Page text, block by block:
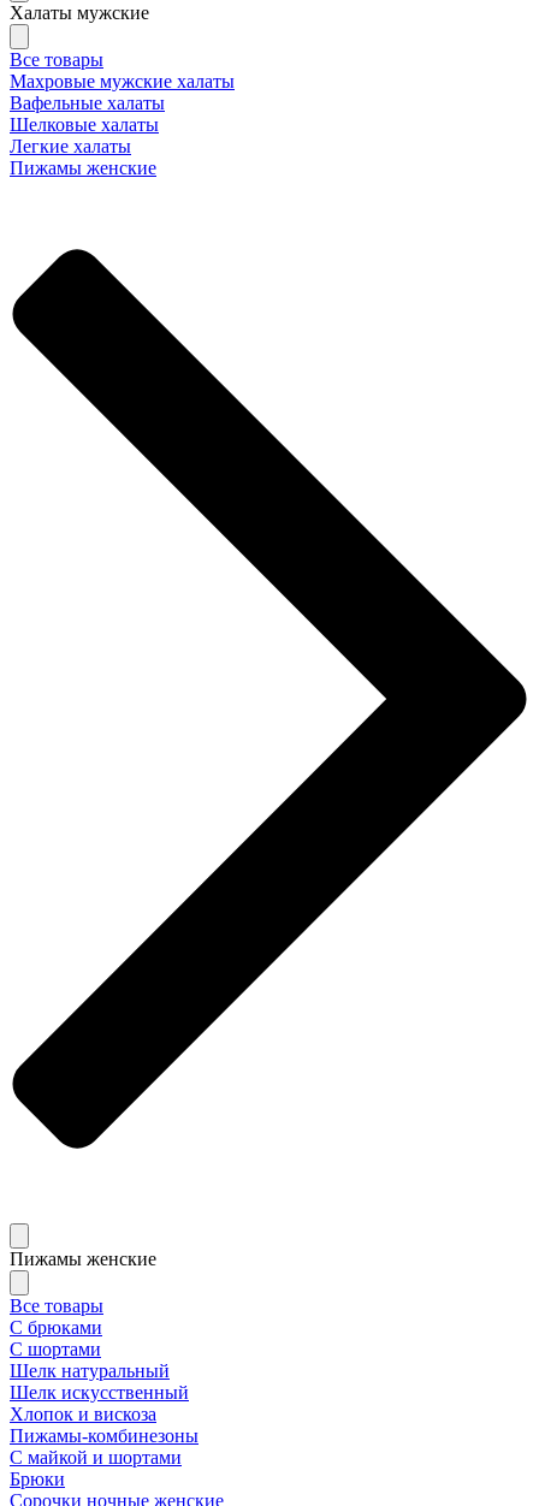
Халаты мужские
Все товары
Махровые мужские халаты
Вафельные халаты
Шелковые халаты
Легкие халаты
Пижамы женские
Пижамы женские
Все товары
С брюками
С шортами
Шелк натуральный
Шелк искусственный
Хлопок и вискоза
Пижамы-комбинезоны
С майкой и шортами
Брюки
Сорочки ночные женские